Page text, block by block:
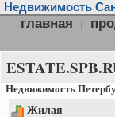
Недвижимость
главная |
Недвижимость
Жилая